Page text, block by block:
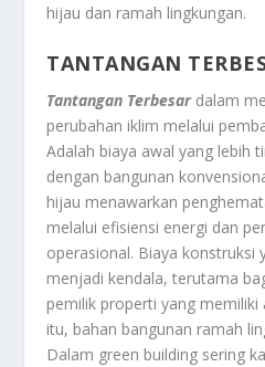
hijau dan ramah lingkungan.
TANTANGAN
Tantangan Terbesardalam
perubahan iklim melalui
Adalah biaya awal yang lebih
dengan bangunan
hijau menawarkan
melalui efisiensi energi dan
operasional. Biaya konstruksi
menjadi kendala, terutama
pemilik properti yang memiliki
itu, bahan bangunan ramah
Dalam green building sering